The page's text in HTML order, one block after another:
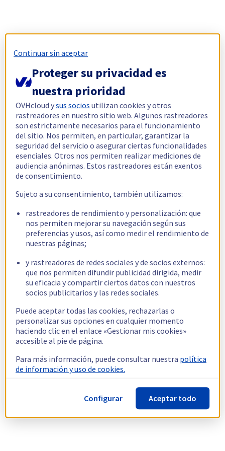
Continuar sin aceptar
Proteger su privacidad es
nuestra prioridad
OVHcloud ysus socios utilizan cookies y otros
rastreadores en nuestro sitio web. Algunos rastreadores
son estrictamente necesarios para el funcionamiento
del sitio. Nos permiten, en particular, garantizar la
seguridad del servicio o asegurar ciertas funcionalidades
esenciales. Otros nos permiten realizar mediciones de
audiencia anónimas. Estos rastreadores están exentos
de consentimiento.
Sujeto a su consentimiento, también utilizamos:
rastreadores de rendimiento y personalización: que
nos permiten mejorar su navegación según sus
preferencias y usos, así como medir el rendimiento de
nuestras páginas;
y rastreadores de redes sociales y de socios externos:
que nos permiten difundir publicidad dirigida, medir
su eficacia y compartir ciertos datos con nuestros
socios publicitarios y las redes sociales.
Puede aceptar todas las cookies, rechazarlas o
personalizar sus opciones en cualquier momento
haciendo clic en el enlace «Gestionar mis cookies»
accesible al pie de página.
Para más información, puede consultar nuestra política
de información y uso de cookies.
Configurar Aceptar todo